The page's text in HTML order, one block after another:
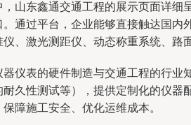
山东鑫通交通工程的展示页面详细
通过平台，企业能够直接触达国
、激光测距仪、动态称重系统、路
仪表的硬件制造与交通工程的行
久性测试等），提供定制化的仪器
障施工安全、优化运维成本。